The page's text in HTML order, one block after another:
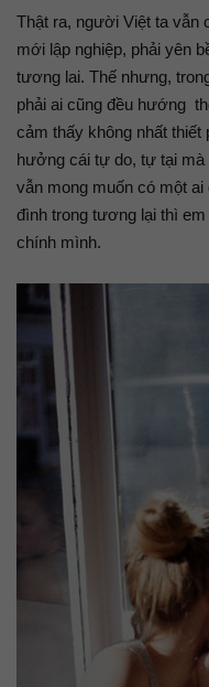
Thật ra, người Việt ta vẫn
mới lập nghiệp, phải yên
tương lai. Thế nhưng,
phải ai cũng đều hướng
cảm thấy không nhất
hưởng cái tự do, tự tại mà
vẫn mong muốn có một
đình trong tương lại thì
chính mình.